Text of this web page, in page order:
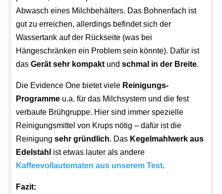
Abwasch eines Milchbehälters. Das Bohnenfach ist
gut zu erreichen, allerdings befindet sich der
Wassertank auf der Rückseite (was bei
Hängeschränken ein Problem sein könnte). Dafür ist
das Gerät sehr kompakt undschmal in der Breite.
Die Evidence One bietet viele Reinigungs-
Programme u.a. für das Milchsystem und die fest
verbaute Brühgruppe. Hier sind immer spezielle
Reinigungsmittel von Krups nötig – dafür ist die
Reinigungsehr gründlich. Das Kegelmahlwerk aus
Edelstahl ist etwas lauter als andere
Kaffeevollautomaten aus unserem Test.
Fazit: